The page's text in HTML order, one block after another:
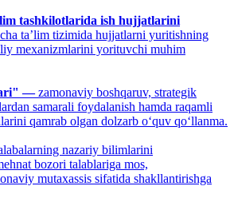
tashkilotlarida ish hujjatlarini
ta’lim tizimida hujjatlarni yuritishning
mexanizmlarini yorituvchi muhim
—zamonaviy boshqaruv, strategik
samarali foydalanish hamda raqamli
qamrab olgan dolzarb o‘quv qo‘llanma.
nazariy bilimlarini
bozori talablariga mos,
mutaxassis sifatida shakllantirishga